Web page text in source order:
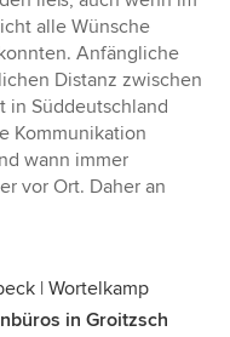
alle Wünsche
Anfängliche
Distanz zwischen
in Süddeutschland
Kommunikation
wann immer
vor Ort. Daher an
| Wortelkamp
in Groitzsch